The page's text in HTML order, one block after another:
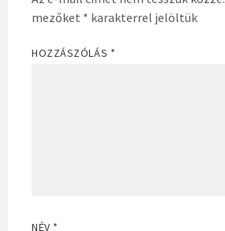
mezőket * karakterrel jelöltük
HOZZÁSZÓLÁS *
NÉV *